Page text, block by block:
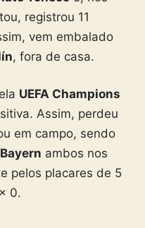
registrou 11
vem embalado
, fora de casa.
UEFA Champions
Assim, perdeu
em campo, sendo
Bayern ambos nos
pelos placares de 5
0.